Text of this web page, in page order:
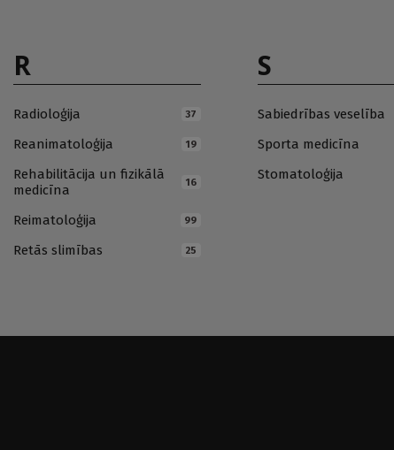
R
Radioloģija 37
Reanimatoloģija 19
Rehabilitācija un fizikālā
medicīna
16
Reimatoloģija 99
Retās slimības 25
S
Sabiedrības veselība
Sporta medicīna
Stomatoloģija